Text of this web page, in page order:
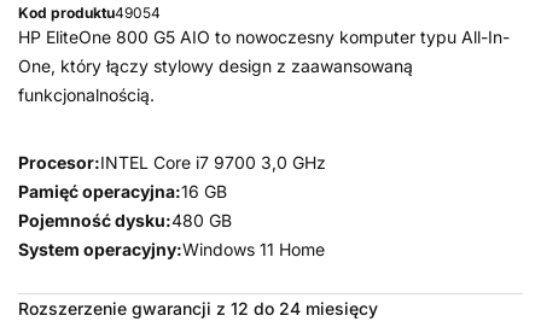
Kod produktu49054
HP EliteOne 800 G5 AIO to nowoczesny komputer typu All-In-
One, który łączy stylowy design z zaawansowaną
funkcjonalnością.
Procesor:INTEL Core i7 9700 3,0 GHz
Pamięć operacyjna:16 GB
Pojemność dysku:480 GB
System operacyjny:Windows 11 Home
Rozszerzenie gwarancji z 12 do 24 miesięcy